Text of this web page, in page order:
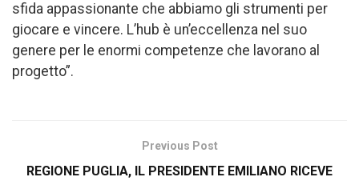
sfida appassionante che abbiamo gli strumenti per
giocare e vincere. L’hub è un’eccellenza nel suo
genere per le enormi competenze che lavorano al
progetto”.
Previous Post
REGIONE PUGLIA, IL PRESIDENTE EMILIANO RICEVE